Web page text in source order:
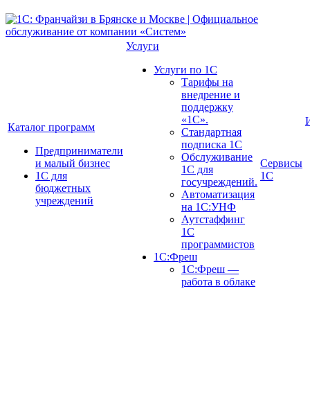
Каталог программ
Предприниматели
и малый бизнес
1С для
бюджетных
учреждений
Услуги
Услуги по 1С
Тарифы на
внедрение и
поддержку
«1С».
Стандартная
подписка 1С
Обслуживание
1С для
госучреждений.
Автоматизация
на 1С:УНФ
Аутстаффинг
1С
программистов
1С:Фреш
1С:Фреш —
работа в облаке
Сервисы
1С